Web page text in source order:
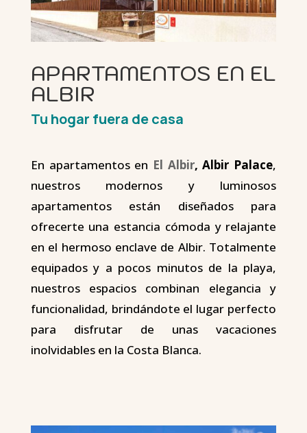
APARTAMENTOS EN EL
ALBIR
Tu hogar fuera de casa
En apartamentos en El Albir, Albir Palace,
nuestros modernos y luminosos
apartamentos están diseñados para
ofrecerte una estancia cómoda y relajante
en el hermoso enclave de Albir. Totalmente
equipados y a pocos minutos de la playa,
nuestros espacios combinan elegancia y
funcionalidad, brindándote el lugar perfecto
para disfrutar de unas vacaciones
inolvidables en la Costa Blanca.